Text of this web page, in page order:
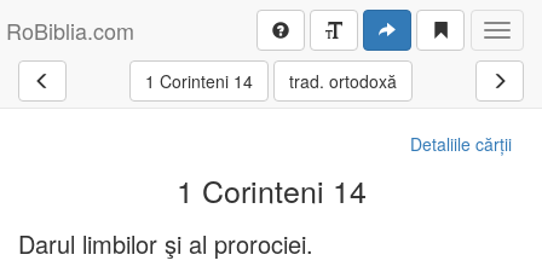
RoBiblia.com
1 Corinteni 14 trad. ortodoxă
Detaliile cărții
1 Corinteni 14
Darul limbilor şi al prorociei.